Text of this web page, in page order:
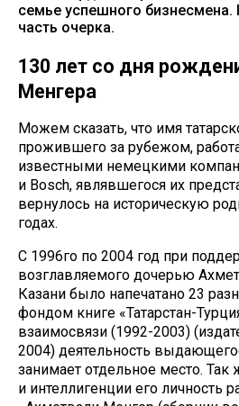
семье успешного бизнесмена.
часть очерка.
130 лет со дня
Менгера
Можем сказать, что имя
прожившего за рубежом,
известными немецкими
и Bosch, являвшегося их
вернулось на историческую
годах.
С 1996го по 2004 год при
возглавляемого дочерью
Казани было напечатано 23
фондом книге «Татарстан-
взаимосвязи (1992-2003)
2004) деятельность
занимает отдельное место.
и интеллигенции его личность